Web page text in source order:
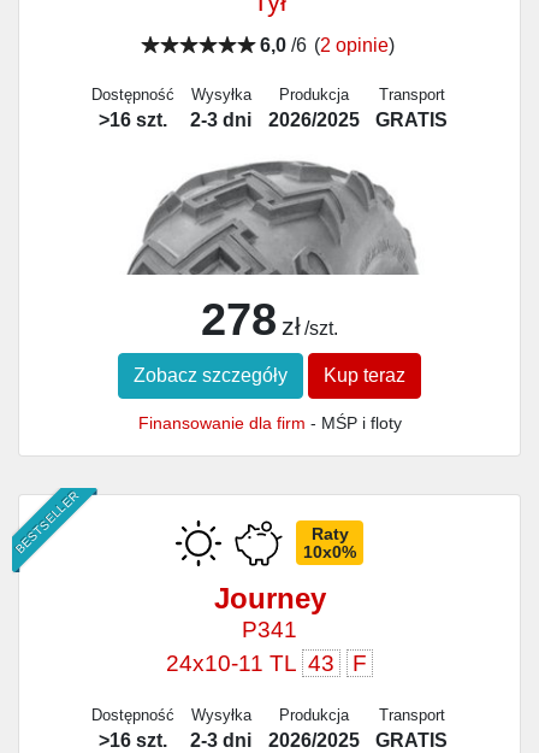
6,0/6 (2 opinie)
Dostępność
>16 szt.
Wysyłka
2-3 dni
Produkcja
2026/2025
Transport
GRATIS
278 zł /szt.
Zobacz szczegóły Kup teraz
Finansowanie dla firm - MŚP i floty
BESTSELLER
Raty
10x0%
Journey
P341
24x10-11 TL 43 F
Dostępność
>16 szt.
Wysyłka
2-3 dni
Produkcja
2026/2025
Transport
GRATIS